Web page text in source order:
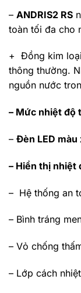
– ANDRIS2 RS
toàn tối đa cho
+ Đồng kim
thông thường.
nguồn nước
– Mức nhiệt độ
– Đèn LED màu
– Hiển thị nhiệt
– Hệ thống an
– Bình tráng
– Vỏ chống
– Lớp cách